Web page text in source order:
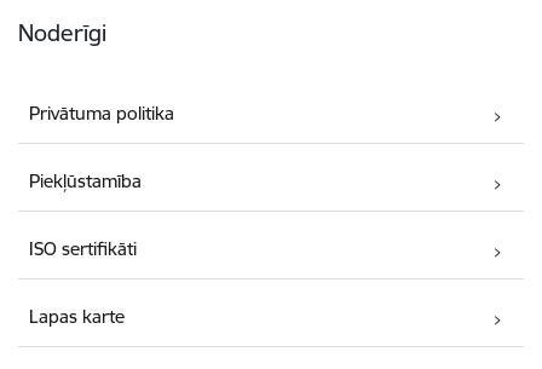
Noderīgi
Privātuma politika
Piekļūstamība
ISO sertifikāti
Lapas karte